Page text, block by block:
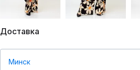
Доставка
Минск